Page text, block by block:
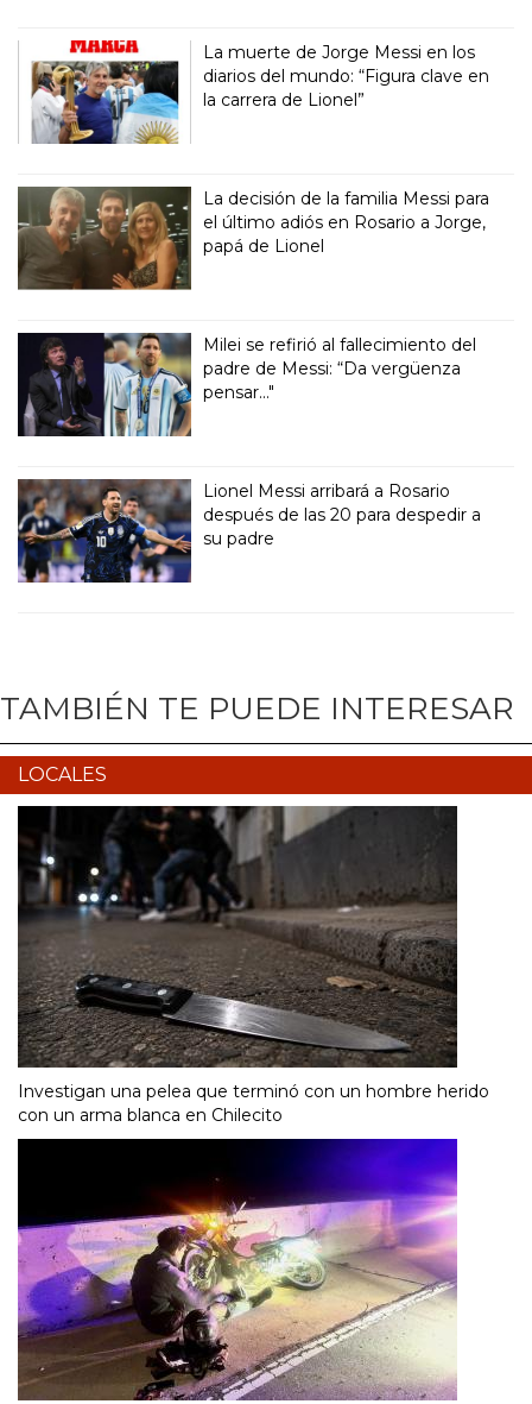
La muerte de Jorge Messi en los
diarios del mundo: “Figura clave en
la carrera de Lionel”
La decisión de la familia Messi para
el último adiós en Rosario a Jorge,
papá de Lionel
Milei se refirió al fallecimiento del
padre de Messi: “Da vergüenza
pensar..."
Lionel Messi arribará a Rosario
después de las 20 para despedir a
su padre
TAMBIÉN TE PUEDE INTERESAR
LOCALES
Investigan una pelea que terminó con un hombre herido
con un arma blanca en Chilecito